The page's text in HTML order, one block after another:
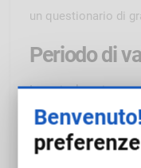
un questionario di
Periodo di
I corsi e-learning
al momento
Attestato